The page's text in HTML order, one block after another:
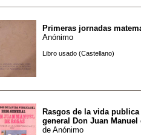
Primeras jornadas
Anónimo
Libro usado (Castellano)
Rasgos de la vida
general Don Juan Manuel
de Anónimo